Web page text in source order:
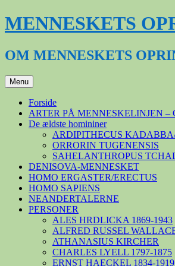
Hop
til
MENNESKETS
OM MENNESKETS
Menu
Forside
ARTER PÅ MENNESKELINJEN –
De ældste homininer
ARDIPITHECUS
ORRORIN TUGENENSIS
SAHELANTHROPUS
DENISOVA-MENNESKET
HOMO ERGASTER/ERECTUS
HOMO SAPIENS
NEANDERTALERNE
PERSONER
ALES HRDLICKA 1869-1943
ALFRED RUSSEL
ATHANASIUS KIRCHER
CHARLES LYELL 1797-1875
ERNST HAECKEL 1834-1919